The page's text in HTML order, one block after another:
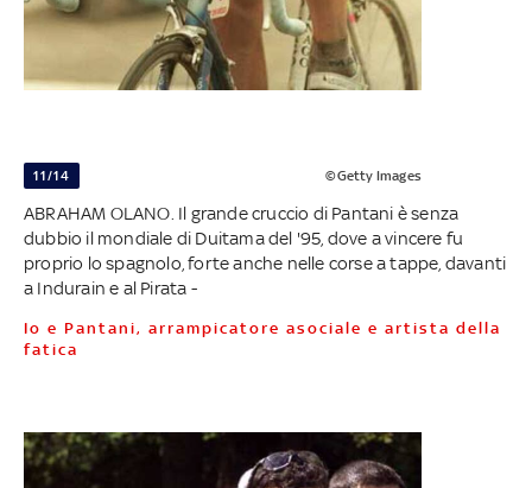
11/14 ©Getty Images
ABRAHAM OLANO. Il grande cruccio di Pantani è senza
dubbio il mondiale di Duitama del '95, dove a vincere fu
proprio lo spagnolo, forte anche nelle corse a tappe, davanti
a Indurain e al Pirata -
Io e Pantani, arrampicatore asociale e artista della
fatica